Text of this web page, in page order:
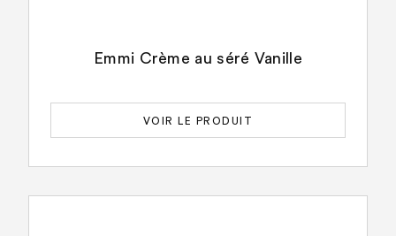
Emmi Crème au séré Vanille
VOIR LE PRODUIT